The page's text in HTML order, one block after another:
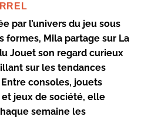
par l’univers du jeu sous
formes, Mila partage sur La
Jouet son regard curieux
sur les tendances
consoles, jouets
jeux de société, elle
semaine les